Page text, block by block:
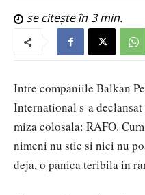
se citește în 3min.
Intre companiile Balkan
International s-a
miza colosala: RAFO.
nimeni nu stie si nici nu
deja, o panica teribila in